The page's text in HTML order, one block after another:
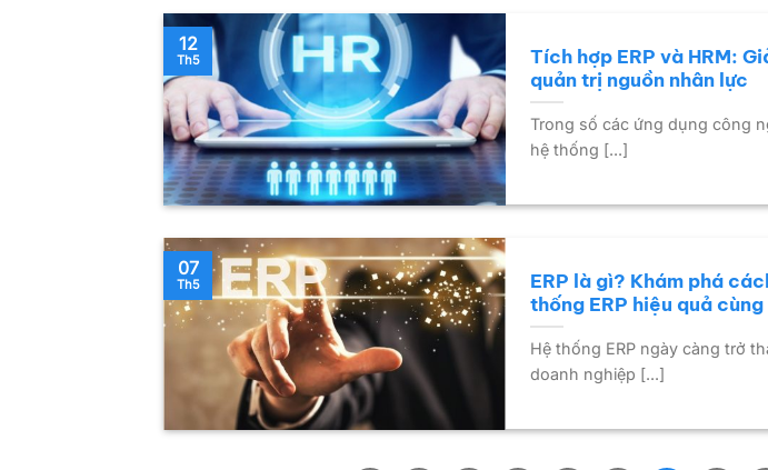
Tích hợp ERP và HRM:
quản trị nguồn nhân lực
Trong số các ứng dụng công
hệ thống [...]
12
Th5
ERP là gì? Khám phá
thống ERP hiệu quả cùng
Hệ thống ERP ngày càng trở
doanh nghiệp [...]
07
Th5